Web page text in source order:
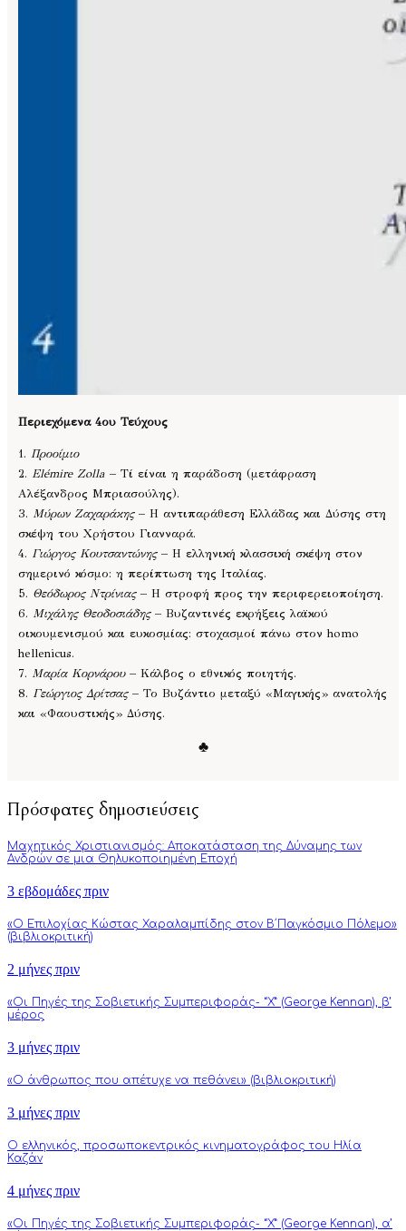
Περιεχόμενα 4ου Τεύχους
1. Προοίμιο
2. Elémire Zolla – Τί είναι η παράδοση (μετάφραση
Αλέξανδρος Μπριασούλης).
3. Μύρων Ζαχαράκης– Η αντιπαράθεση Ελλάδας και Δύσης στη
σκέψη του Χρήστου Γιανναρά.
4. Γιώργος Κουτσαντώνης– Η ελληνική κλασσική σκέψη στον
σημερινό κόσμο: η περίπτωση της Ιταλίας.
5. Θεόδωρος Ντρίνιας– Η στροφή προς την περιφερειοποίηση.
6. Μιχάλης Θεοδοσιάδης– Βυζαντινές εκρήξεις λαϊκού
οικουμενισμού και ευκοσμίας: στοχασμοί πάνω στον homo
hellenicus.
7. Μαρία Κορνάρου– Κάλβος ο εθνικός ποιητής.
8. Γεώργιος Δρίτσας– Το Βυζάντιο μεταξύ «Μαγικής» ανατολής
και «Φαουστικής» Δύσης.
♣
Πρόσφατες δημοσιεύσεις
Μαχητικός Χριστιανισμός: Αποκατάσταση της Δύναμης των
Ανδρών σε μια Θηλυκοποιημένη Εποχή
3 εβδομάδες πριν
«Ο Επιλοχίας Κώστας Χαραλαμπίδης στον Β΄Παγκόσμιο Πόλεμο»
(βιβλιοκριτική)
2 μήνες πριν
«Οι Πηγές της Σοβιετικής Συμπεριφοράς- “Χ” (George Kennan), β’
μέρος
3 μήνες πριν
«Ο άνθρωπος που απέτυχε να πεθάνει» (βιβλιοκριτική)
3 μήνες πριν
Ο ελληνικός, προσωποκεντρικός κινηματογράφος του Ηλία
Καζάν
4 μήνες πριν
«Οι Πηγές της Σοβιετικής Συμπεριφοράς- “Χ” (George Kennan), α’